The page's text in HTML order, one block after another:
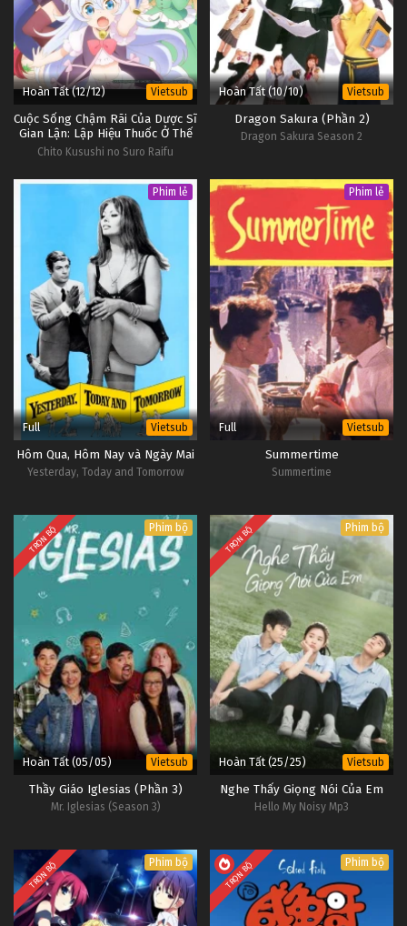
Kimmy bất bại (Phần 4) Tập 1
OP -
Vietsub
#1
Hoàn Tất (12/12) Vietsub
Cuộc Sống Chậm Rãi Của Dược Sĩ
Gian Lận: Lập Hiệu Thuốc Ở Thế
Giới Khác Nào
Chito Kusushi no Suro Raifu
Hoàn Tất (10/10) Vietsub
Dragon Sakura (Phần 2)
Dragon Sakura Season 2
Phim lẻ
Full Vietsub
Hôm Qua, Hôm Nay và Ngày Mai
Yesterday, Today and Tomorrow
Phim lẻ
Full Vietsub
Summertime
Summertime
TRỌN BỘ Phim bộ
Hoàn Tất (05/05) Vietsub
Thầy Giáo Iglesias (Phần 3)
Mr. Iglesias (Season 3)
TRỌN BỘ Phim bộ
Hoàn Tất (25/25) Vietsub
Nghe Thấy Giọng Nói Của Em
Hello My Noisy Mp3
TRỌN BỘ Phim bộ TRỌN BỘ Phim bộ